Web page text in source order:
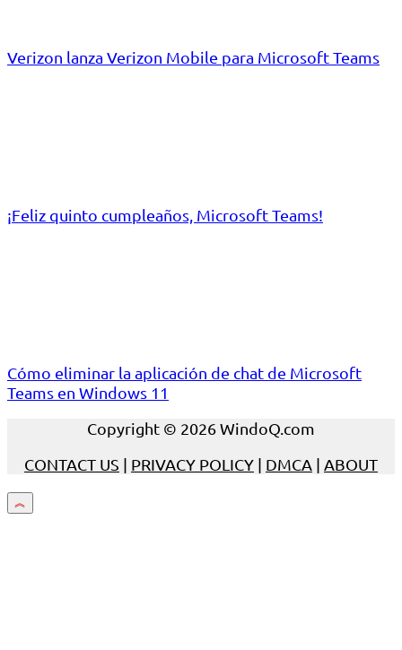
Verizon lanza Verizon Mobile para Microsoft Teams
¡Feliz quinto cumpleaños, Microsoft Teams!
Cómo eliminar la aplicación de chat de Microsoft
Teams en Windows 11
Copyright © 2026 WindoQ.com
CONTACT US | PRIVACY POLICY | DMCA | ABOUT